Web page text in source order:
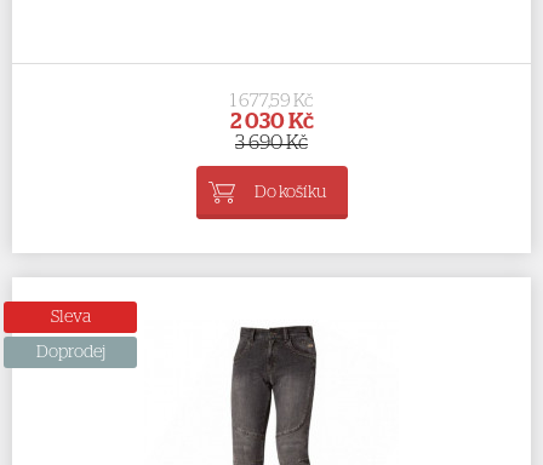
1 677,59 Kč
2 030 Kč
3 690 Kč
Do košíku
Sleva
Doprodej